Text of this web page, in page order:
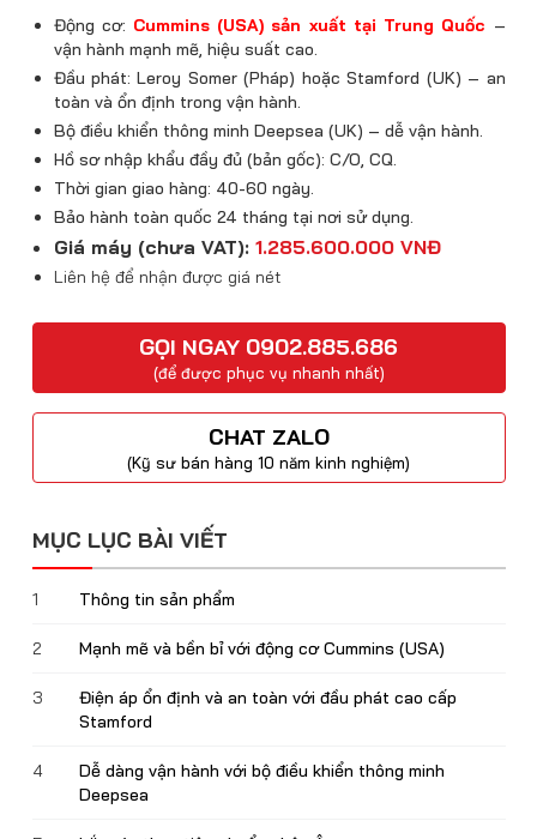
Động cơ: Cummins (USA) sản xuất tại Trung Quốc –
vận hành mạnh mẽ, hiệu suất cao.
Đầu phát: Leroy Somer (Pháp) hoặc Stamford (UK) – an
toàn và ổn định trong vận hành.
Bộ điều khiển thông minh Deepsea (UK) – dễ vận hành.
Hồ sơ nhập khẩu đầy đủ (bản gốc): C/O, CQ.
Thời gian giao hàng: 40-60 ngày.
Bảo hành toàn quốc 24 tháng tại nơi sử dụng.
Giá máy (chưa VAT): 1.285.600.000 VNĐ
Liên hệ để nhận được giá nét
GỌI NGAY 0902.885.686
(để được phục vụ nhanh nhất)
CHAT ZALO
(Kỹ sư bán hàng 10 năm kinh nghiệm)
MỤC LỤC BÀI VIẾT
1 Thông tin sản phẩm
2 Mạnh mẽ và bền bỉ với động cơ Cummins (USA)
3
Điện áp ổn định và an toàn với đầu phát cao cấp
Stamford
4
Dễ dàng vận hành với bộ điều khiển thông minh
Deepsea